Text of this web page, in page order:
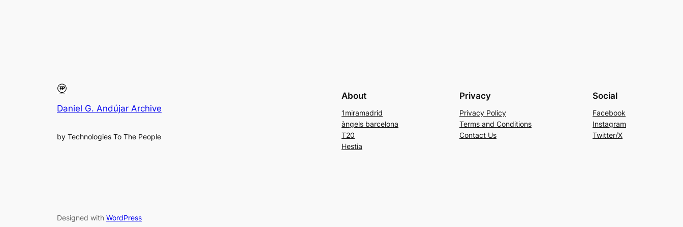
Daniel G. Andújar Archive
by Technologies To The People
About
1miramadrid
àngels barcelona
T20
Hestia
Privacy
Privacy Policy
Terms and Conditions
Contact Us
Social
Facebook
Instagram
Twitter/X
Designed with WordPress